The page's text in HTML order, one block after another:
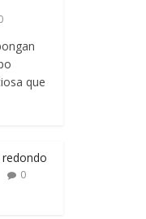
que
redondo
0